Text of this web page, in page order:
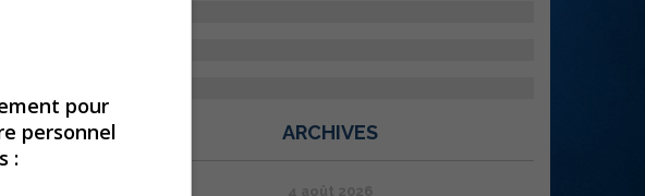
ARCHIVES
4 août 2026
pour
personnel
: